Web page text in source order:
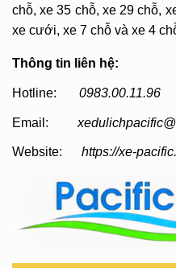
chỗ, xe 35 chỗ, xe 29 chỗ,
xe cưới, xe 7 chỗ và xe 4
Thông tin liên hệ:
Hotline: 0983.00.11.96
Email:
Website: https://xe-